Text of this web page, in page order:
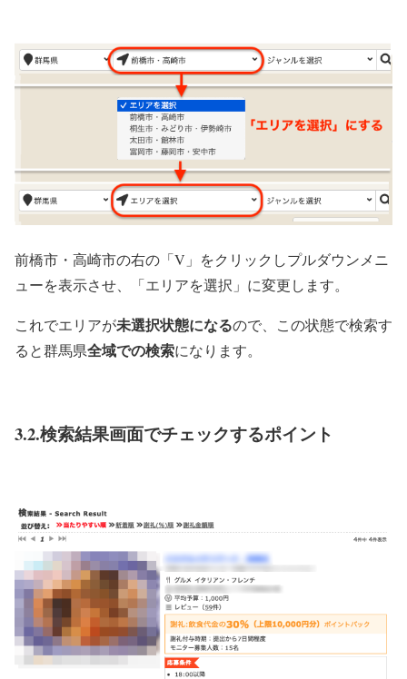
前橋市・高崎市の右の「V」をクリックしプルダウンメニ
ューを表示させ、「エリアを選択」に変更します。
これでエリアが未選択状態になるので、この状態で検索す
ると群馬県全域での検索になります。
3.2.検索結果画面でチェックするポイント